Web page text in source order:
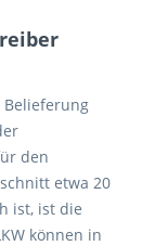
Belieferung
den
etwa 20
ist, ist die
können in